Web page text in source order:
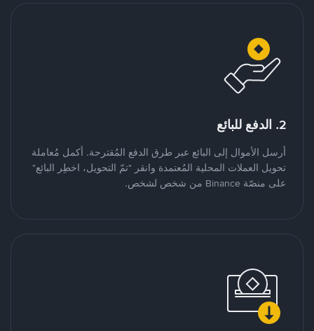
2. الدفع للبائع
أرسل الأموال إلى البائع عبر طرق الدفع المُقترحة. أكمل مُعاملة
تحويل العملات المحلية المُعتمدة وانقر "تمّ التحويل، اخطِر البائع"
على منصّة Binance من شخص لشخص.